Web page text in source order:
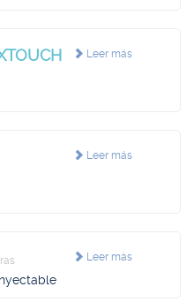
Leer más
Leer más
Leer más